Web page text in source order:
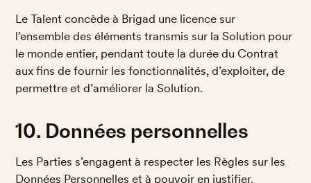
Le Talent concède à Brigad une licence sur
l’ensemble des éléments transmis sur la Solution pour
le monde entier, pendant toute la durée du Contrat
aux fins de fournir les fonctionnalités, d’exploiter, de
permettre et d’améliorer la Solution.
10. Données personnelles
Les Parties s’engagent à respecter les Règles sur les
Données Personnelles et à pouvoir en justifier.